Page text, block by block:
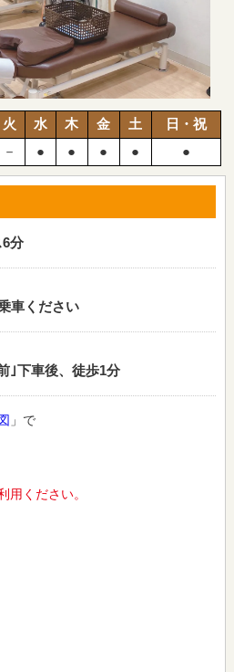
火 水 木 金 土
日・祝
－ ● ● ● ● ●
分
車ください
｣下車後、徒歩1分
」で
用ください。